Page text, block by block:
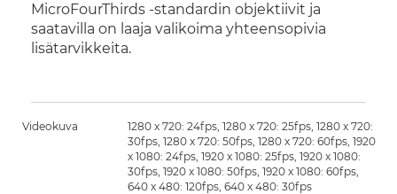
MicroFourThirds -standardin objektiivit ja
saatavilla on laaja valikoima yhteensopivia
lisätarvikkeita.
Videokuva
1280 x 720: 24fps, 1280 x 720: 25fps, 1280 x 720:
30fps, 1280 x 720: 50fps, 1280 x 720: 60fps, 1920
x 1080: 24fps, 1920 x 1080: 25fps, 1920 x 1080:
30fps, 1920 x 1080: 50fps, 1920 x 1080: 60fps,
640 x 480: 120fps, 640 x 480: 30fps